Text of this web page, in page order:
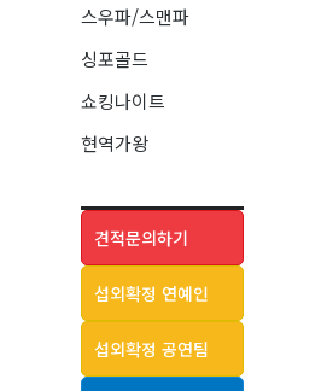
스우파/스맨파
싱포골드
쇼킹나이트
현역가왕
견적문의하기
섭외확정 연예인
섭외확정 공연팀